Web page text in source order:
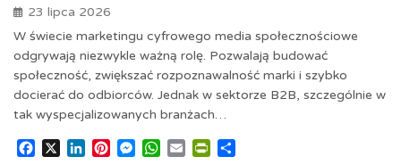
23 lipca 2026
W świecie marketingu cyfrowego media społecznościowe
odgrywają niezwykle ważną rolę. Pozwalają budować
społeczność, zwiększać rozpoznawalność marki i szybko
docierać do odbiorców. Jednak w sektorze B2B, szczególnie w
tak wyspecjalizowanych branżach…
M
W